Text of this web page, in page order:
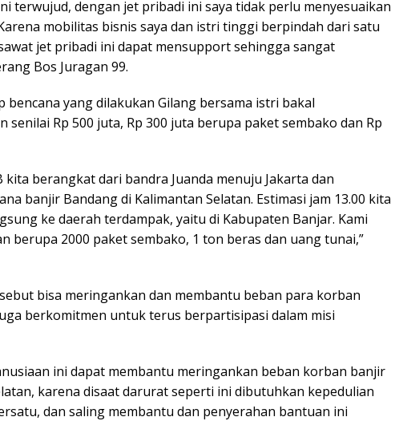
terwujud, dengan jet pribadi ini saya tidak perlu menyesuaikan
mobilitas bisnis saya dan istri tinggi berpindah dari satu
jet pribadi ini dapat mensupport sehingga sangat
Bos Juragan 99.
bencana yang dilakukan Gilang bersama istri bakal
Rp 500 juta, Rp 300 juta berupa paket sembako dan Rp
kita berangkat dari bandra Juanda menuju Jakarta dan
banjir Bandang di Kalimantan Selatan. Estimasi jam 13.00 kita
ke daerah terdampak, yaitu di Kabupaten Banjar. Kami
berupa 2000 paket sembako, 1 ton beras dan uang tunai,”
bisa meringankan dan membantu beban para korban
berkomitmen untuk terus berpartisipasi dalam misi
ini dapat membantu meringankan beban korban banjir
karena disaat darurat seperti ini dibutuhkan kepedulian
dan saling membantu dan penyerahan bantuan ini